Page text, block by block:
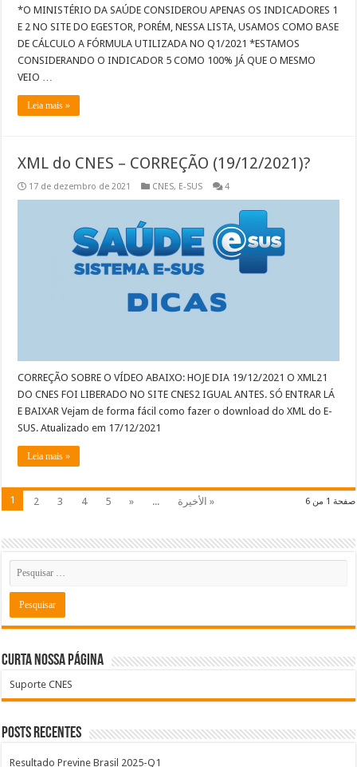
*O MINISTÉRIO DA SAÚDE CONSIDEROU APENAS OS INDICADORES 1
E 2 NO SITE DO EGESTOR, PORÉM, NESSA LISTA, USAMOS COMO BASE
DE CÁLCULO A FÓRMULA UTILIZADA NO Q1/2021 *ESTAMOS
CONSIDERANDO O INDICADOR 5 COMO 100% JÁ QUE O MESMO
VEIO …
Leia mais »
XML do CNES – CORREÇÃO (19/12/2021)?
17 de dezembro de 2021 CNES, E-SUS 4
CORREÇÃO SOBRE O VÍDEO ABAIXO: HOJE DIA 19/12/2021 O XML21
DO CNES FOI LIBERADO NO SITE CNES2 IGUAL ANTES. SÓ ENTRAR LÁ
E BAIXAR Vejam de forma fácil como fazer o download do XML do E-
SUS. Atualizado em 17/12/2021
Leia mais »
صفحة 1 من 6 1 2 3 4 5 » ... الأخيرة »
Curta nossa página
Suporte CNES
Posts recentes
Resultado Previne Brasil 2025-Q1